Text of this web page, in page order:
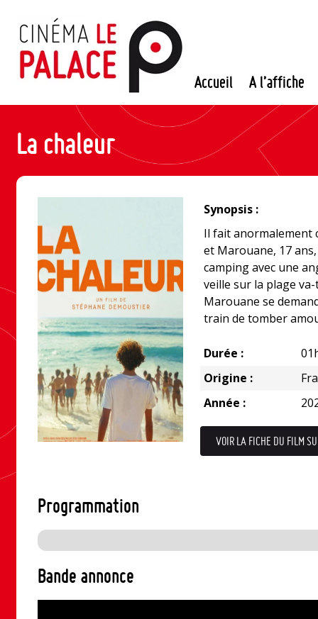
contenu
Accueil A l’affiche
La chaleur
Synopsis :
Il fait anormalement
et Marouane, 17
camping avec une
veille sur la plage
Marouane se
train de tomber
Durée :
Origine :
Année :
VOIR LA FICHE DU FILM
Programmation
Bande annonce